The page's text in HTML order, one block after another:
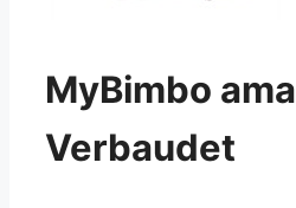
MyBimbo ama
Verbaudet